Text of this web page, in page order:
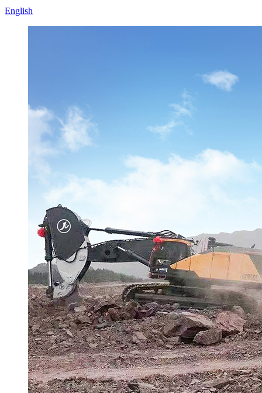
English